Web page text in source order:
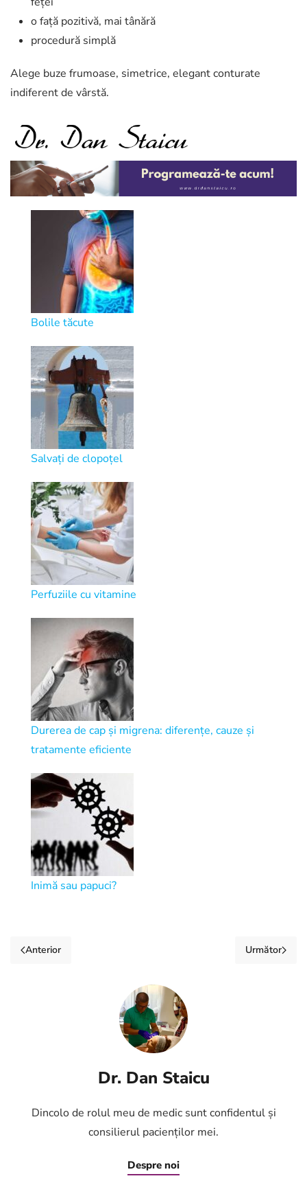
o față pozitivă, mai tânără
procedură simplă
Alege buze frumoase, simetrice, elegant conturate
indiferent de vârstă.
Bolile tăcute
Salvați de clopoțel
Perfuziile cu vitamine
Durerea de cap și migrena: diferențe, cauze și
tratamente eficiente
Inimă sau papuci?
Anterior Următor
Dr. Dan Staicu
Dincolo de rolul meu de medic sunt confidentul și
consilierul pacienților mei.
Despre noi